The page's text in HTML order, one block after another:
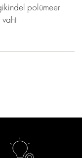
polümeer
vaht